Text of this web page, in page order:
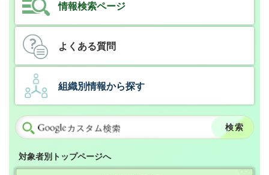
情報検索ページ
よくある質問
組織別情報から探す
対象者別トップページへ